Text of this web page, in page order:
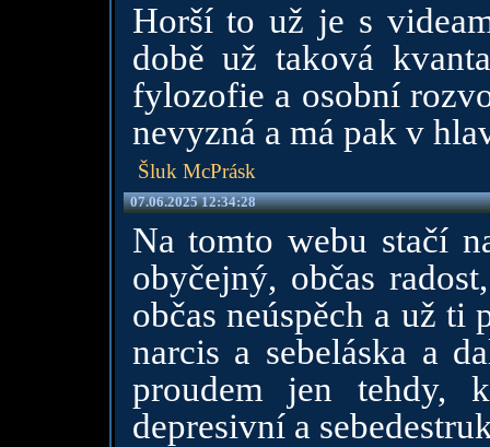
Horší to už je s
době už taková
fylozofie a osobní
nevyzná a má pak v
Šluk McPrásk
07.06.2025 12:34:28
Na tomto webu stačí
obyčejný, občas
občas neúspěch a už
narcis a sebeláska a
proudem jen tehdy,
depresivní a